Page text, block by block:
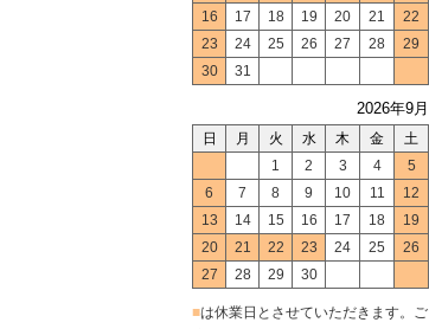
16
17 18 19 20 21
22
23
24 25 26 27 28
29
30
31
2026年9月
日 月 火 水 木 金
土
1
2 3 4
5
6
7 8 9 10 11
12
13
14 15 16 17 18
19
20
21 22 23 24 25
26
27
28 29 30
■は休業日とさせていただきます。ご